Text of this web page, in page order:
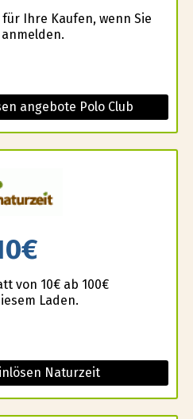
Ihre Kaufen, wenn Sie
angebote Polo Club
von 10€ ab 100€
Laden.
Naturzeit